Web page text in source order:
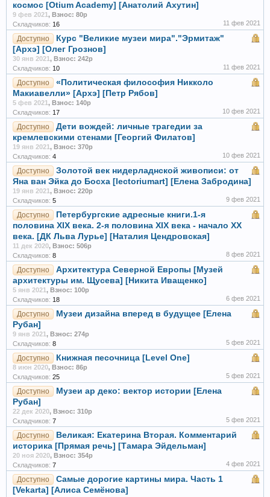
космос [Otium Academy] [Анатолий Ахутин]
9 фев 2021, Взнос: 80р
Складчиков: 16 11 фев 2021
Доступно
Курс "Великие музеи мира"."Эрмитаж"
[Архэ] [Олег Грознов]
30 янв 2021, Взнос: 242р
Складчиков: 10 11 фев 2021
Доступно
«Политическая философия Никколо
Макиавелли» [Архэ] [Петр Рябов]
5 фев 2021, Взнос: 140р
Складчиков: 17 10 фев 2021
Доступно
Дети вождей: личные трагедии за
кремлевскими стенами [Георгий Филатов]
19 янв 2021, Взнос: 370р
Складчиков: 4 10 фев 2021
Доступно
Золотой век нидерладнской живописи: от
Яна ван Эйка до Босха [lectoriumart] [Елена Забродина]
19 янв 2021, Взнос: 220р
Складчиков: 5 9 фев 2021
Доступно
Петербургские адресные книги.1-я
половина XIX века. 2-я половина XIX века - начало ХХ
века. [ДК Льва Лурье] [Наталия Цендровская]
11 дек 2020, Взнос: 506р
Складчиков: 8 8 фев 2021
Доступно
Архитектура Северной Европы [Музей
архитектуры им. Щусева] [Никита Иващенко]
5 янв 2021, Взнос: 100р
Складчиков: 18 6 фев 2021
Доступно
Музеи дизайна вперед в будущее [Елена
Рубан]
9 янв 2021, Взнос: 274р
Складчиков: 8 5 фев 2021
Доступно Книжная песочница [Level One]
8 июн 2020, Взнос: 86р
Складчиков: 25 5 фев 2021
Доступно
Музеи ар деко: вектор истории [Елена
Рубан]
22 дек 2020, Взнос: 310р
Складчиков: 7 5 фев 2021
Доступно
Великая: Екатерина Вторая. Комментарий
историка [Прямая речь] [Тамара Эйдельман]
20 ноя 2020, Взнос: 354р
Складчиков: 7 4 фев 2021
Доступно
Самые дорогие картины мира. Часть 1
[Vekarta] [Алиса Семёнова]